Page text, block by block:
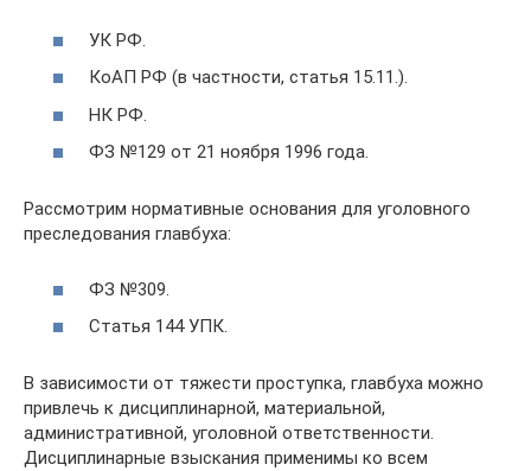
УК РФ.
КоАП РФ (в частности, статья 15.11.).
НК РФ.
ФЗ №129 от 21 ноября 1996 года.
Рассмотрим нормативные основания для уголовного
преследования главбуха:
ФЗ №309.
Статья 144 УПК.
В зависимости от тяжести проступка, главбуха можно
привлечь к дисциплинарной, материальной,
административной, уголовной ответственности.
Дисциплинарные взыскания применимы ко всем